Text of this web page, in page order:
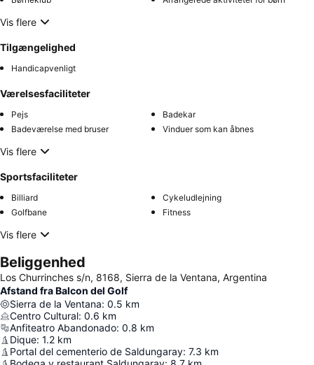
Vis flere
Tilgængelighed
Handicapvenligt
Værelsesfaciliteter
Pejs
Badekar
Badeværelse med bruser
Vinduer som kan åbnes
Vis flere
Sportsfaciliteter
Billiard
Cykeludlejning
Golfbane
Fitness
Vis flere
Beliggenhed
Los Churrinches s/n, 8168, Sierra de la Ventana, Argentina
Afstand fra Balcon del Golf
Sierra de la Ventana: 0.5 km
Centro Cultural: 0.6 km
Anfiteatro Abandonado: 0.8 km
Dique: 1.2 km
Portal del cementerio de Saldungaray: 7.3 km